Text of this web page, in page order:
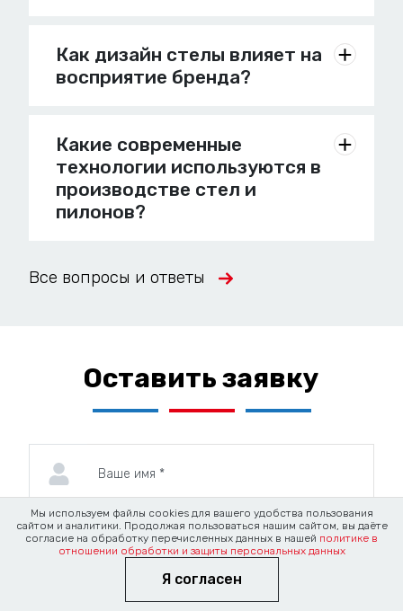
Как дизайн стелы влияет на
восприятие бренда?
Какие современные
технологии используются в
производстве стел и
пилонов?
Все вопросы и ответы
Оставить заявку
Мы используем файлы cookies для вашего удобства пользования
сайтом и аналитики. Продолжая пользоваться нашим сайтом, вы даёте
согласие на обработку перечисленных данных в нашей политике в
отношении обработки и защиты персональных данных
Я согласен